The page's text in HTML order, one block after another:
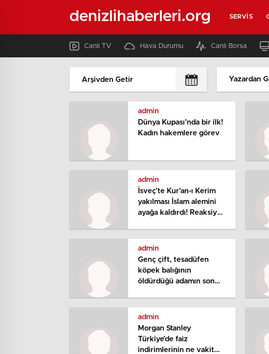
denizlihaberleri.org SERVIS
Canlı TV Hava Durumu Canlı Borsa
Yazardan
admin
Dünya Kupası’nda bir ilk!
Kadın hakemlere görev
admin
İsveç’te Kur’an-ı Kerim
yakılması İslam alemini
ayağa kaldırdı! Reaksiyon
admin
Genç çift, tesadüfen
köpek balığının
öldürdüğü adamın son
admin
Morgan Stanley
Türkiye’de faiz
indirimlerinin ne vakit